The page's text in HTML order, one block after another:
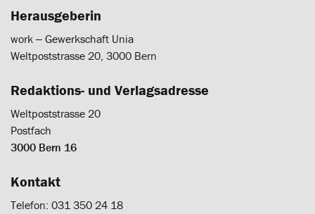
Herausgeberin
work ‒ Gewerkschaft Unia
Weltpoststrasse 20, 3000 Bern
Redaktions- und Verlagsadresse
Weltpoststrasse 20
Postfach
3000 Bern 16
Kontakt
Telefon: 031 350 24 18